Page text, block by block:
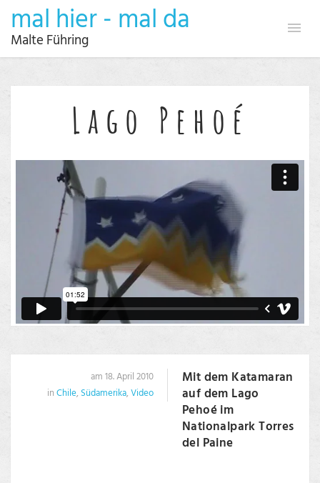
mal hier - mal da
Malte Führing
Lago Pehoé
am 18. April 2010
inChile, Südamerika,Video
Mit dem Katamaran
auf dem Lago
Pehoé im
Nationalpark Torres
del Paine